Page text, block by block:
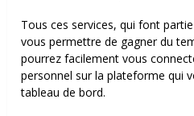
Tous ces services, qui font
vous permettre de gagner du
pourrez facilement vous
personnel sur la plateforme qui
tableau de bord.